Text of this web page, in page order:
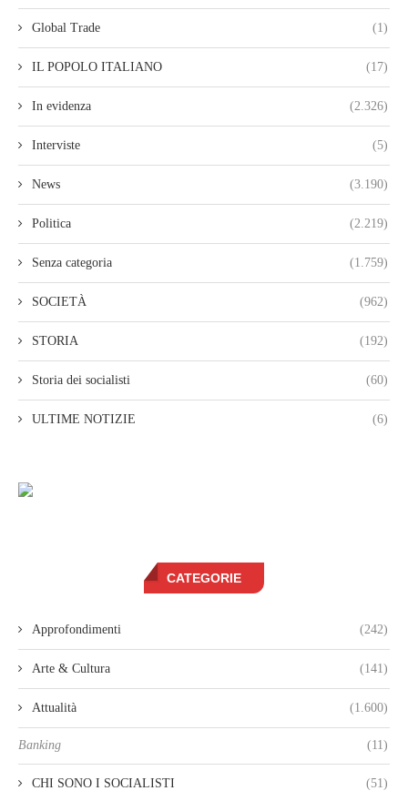
Global Trade (1)
IL POPOLO ITALIANO (17)
In evidenza (2.326)
Interviste (5)
News (3.190)
Politica (2.219)
Senza categoria (1.759)
SOCIETÀ (962)
STORIA (192)
Storia dei socialisti (60)
ULTIME NOTIZIE (6)
CATEGORIE
Approfondimenti (242)
Arte & Cultura (141)
Attualità (1.600)
Banking (11)
CHI SONO I SOCIALISTI (51)